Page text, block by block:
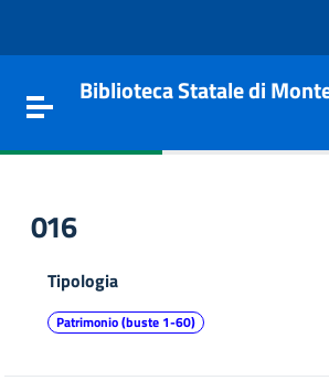
Toggle navigation
Biblioteca Statale di
016
Tipologia
Patrimonio (buste 1-60)